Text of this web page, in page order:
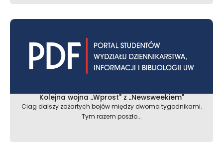
Kolejna wojna „Wprost" z „Newsweekiem"
Ciag dalszy zażartych bojów między dwoma tygodnikami.
Tym razem poszło...